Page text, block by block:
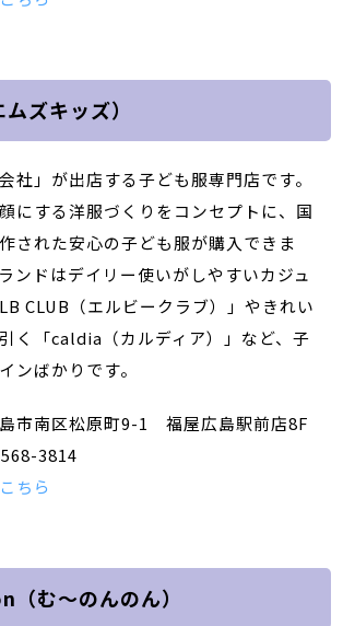
ズキッズ）
社」が出店する子ども服専門店です。
にする洋服づくりをコンセプトに、国
された安心の子ども服が購入できま
ンドはデイリー使いがしやすいカジュ
CLUB（エルビークラブ）」やきれい
く「caldia（カルディア）」など、子
ンばかりです。
市南区松原町9-1 福屋広島駅前店8F
3814
ちら
む～のんのん）